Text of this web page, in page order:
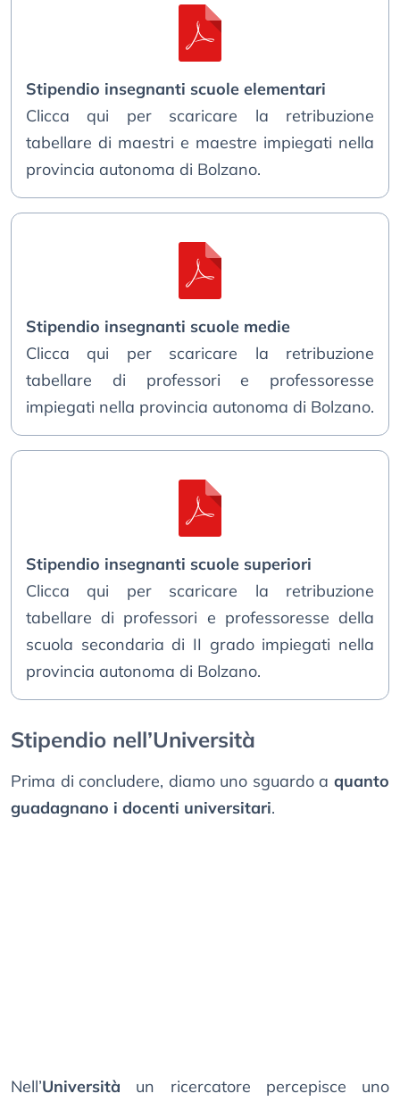
Stipendio insegnanti scuole elementari
Clicca qui per scaricare la retribuzione
tabellare di maestri e maestre impiegati nella
provincia autonoma di Bolzano.
Stipendio insegnanti scuole medie
Clicca qui per scaricare la retribuzione
tabellare di professori e professoresse
impiegati nella provincia autonoma di Bolzano.
Stipendio insegnanti scuole superiori
Clicca qui per scaricare la retribuzione
tabellare di professori e professoresse della
scuola secondaria di II grado impiegati nella
provincia autonoma di Bolzano.
Stipendio nell’Università
Prima di concludere, diamo uno sguardo a quanto
guadagnano i docenti universitari.
Nell’Università un ricercatore percepisce uno